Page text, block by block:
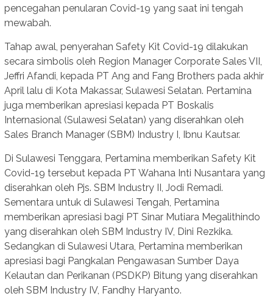
pencegahan penularan Covid-19 yang saat ini tengah
mewabah.
Tahap awal, penyerahan Safety Kit Covid-19 dilakukan
secara simbolis oleh Region Manager Corporate Sales VII,
Jeffri Afandi, kepada PT Ang and Fang Brothers pada akhir
April lalu di Kota Makassar, Sulawesi Selatan. Pertamina
juga memberikan apresiasi kepada PT Boskalis
Internasional (Sulawesi Selatan) yang diserahkan oleh
Sales Branch Manager (SBM) Industry I, Ibnu Kautsar.
Di Sulawesi Tenggara, Pertamina memberikan Safety Kit
Covid-19 tersebut kepada PT Wahana Inti Nusantara yang
diserahkan oleh Pjs. SBM Industry II, Jodi Remadi.
Sementara untuk di Sulawesi Tengah, Pertamina
memberikan apresiasi bagi PT Sinar Mutiara Megalithindo
yang diserahkan oleh SBM Industry IV, Dini Rezkika.
Sedangkan di Sulawesi Utara, Pertamina memberikan
apresiasi bagi Pangkalan Pengawasan Sumber Daya
Kelautan dan Perikanan (PSDKP) Bitung yang diserahkan
oleh SBM Industry IV, Fandhy Haryanto.